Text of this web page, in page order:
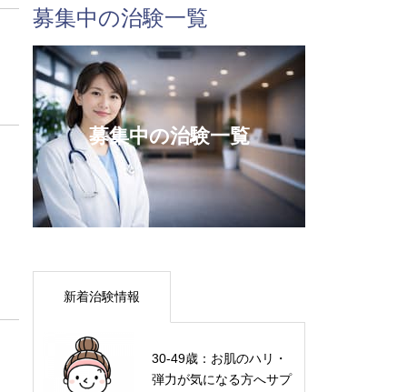
募集中の治験一覧
募集中の治験一覧
新着治験情報
30-49歳：お肌のハリ・
弾力が気になる方へサプ